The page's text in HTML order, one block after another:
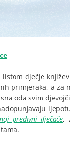
dječje
primjeraka, a za
oda svim
predivni dječače,